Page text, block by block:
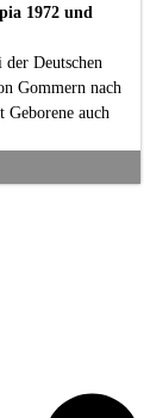
1972 und
Deutschen
Gommern nach
auch